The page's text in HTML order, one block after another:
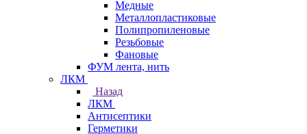
Медные
Металлопластиковые
Полипропиленовые
Резьбовые
Фановые
ФУМ лента, нить
ЛКМ
Назад
ЛКМ
Антисептики
Герметики